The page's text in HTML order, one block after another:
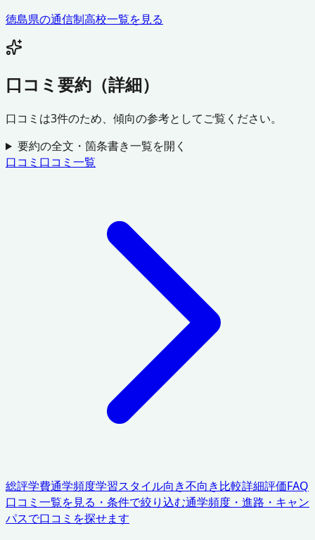
徳島県の通信制高校一覧を見る
口コミ要約（詳細）
口コミは3件のため、傾向の参考としてご覧ください。
要約の全文・箇条書き一覧を開く
口コミ 口コミ一覧
総評学費通学頻度学習スタイル向き不向き比較詳細評価FAQ
口コミ一覧を見る・条件で絞り込む通学頻度・進路・キャン
パスで口コミを探せます